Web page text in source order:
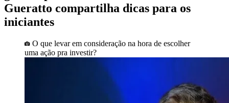
Gueratto compartilha dicas para os
iniciantes
O que levar em consideração na hora de escolher
uma ação pra investir?